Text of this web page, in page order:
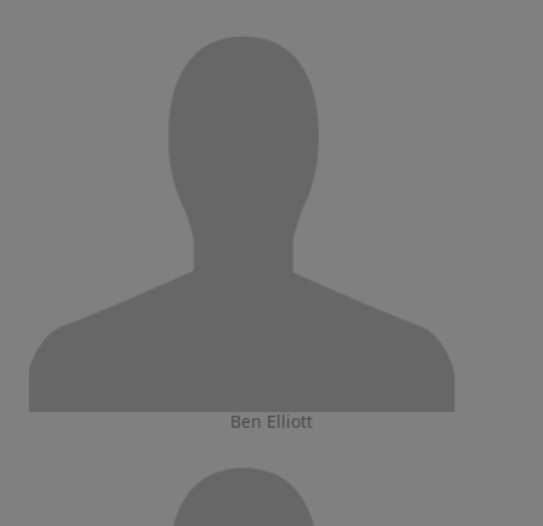
Ben Elliott